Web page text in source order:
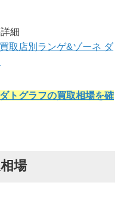
細
取店別ランゲ&ゾーネ ダ
トグラフの買取相場を確
場